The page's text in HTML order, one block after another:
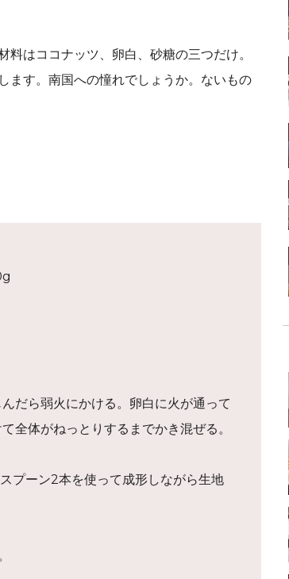
はココナッツ、卵白、砂糖の三つだけ。
ます。南国への憧れでしょうか。ないもの
だら弱火にかける。卵白に火が通って
全体がねっとりするまでかき混ぜる。
プーン2本を使って成形しながら生地